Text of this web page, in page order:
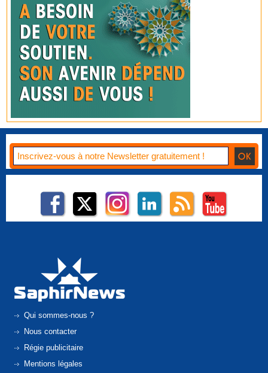
Qui sommes-nous ?
Nous contacter
Régie publicitaire
Mentions légales